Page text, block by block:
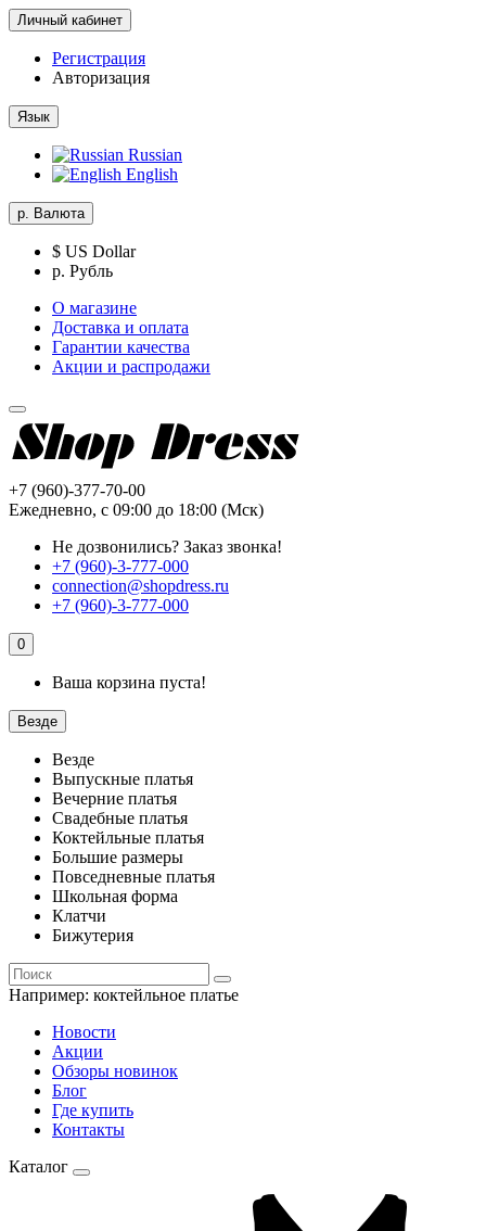
Личный кабинет
Регистрация
Авторизация
Язык
Russian
English
р. Валюта
$ US Dollar
р. Рубль
О магазине
Доставка и оплата
Гарантии качества
Акции и распродажи
+7 (960)-377-70-00
Ежедневно, с 09:00 до 18:00 (Мск)
Не дозвонились? Заказ звонка!
+7 (960)-3-777-000
connection@shopdress.ru
+7 (960)-3-777-000
0
Ваша корзина пуста!
Везде
Везде
Выпускные платья
Вечерние платья
Свадебные платья
Коктейльные платья
Большие размеры
Повседневные платья
Школьная форма
Клатчи
Бижутерия
Например: коктейльное платье
Новости
Акции
Обзоры новинок
Блог
Где купить
Контакты
Каталог